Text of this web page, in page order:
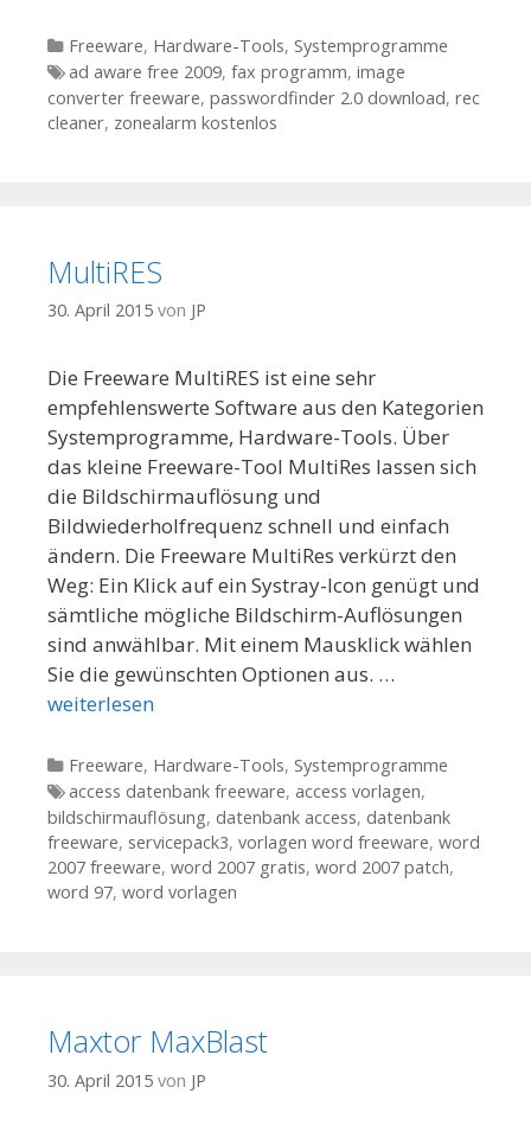
Kategorien
Freeware, Hardware-Tools, Systemprogramme
Tags
ad aware free 2009, fax programm, image
converter freeware, passwordfinder 2.0 download, rec
cleaner, zonealarm kostenlos
MultiRES
30. April 2015 von JP
Die Freeware MultiRES ist eine sehr
empfehlenswerte Software aus den Kategorien
Systemprogramme, Hardware-Tools. Über
das kleine Freeware-Tool MultiRes lassen sich
die Bildschirmauflösung und
Bildwiederholfrequenz schnell und einfach
ändern. Die Freeware MultiRes verkürzt den
Weg: Ein Klick auf ein Systray-Icon genügt und
sämtliche mögliche Bildschirm-Auflösungen
sind anwählbar. Mit einem Mausklick wählen
Sie die gewünschten Optionen aus. …
weiterlesen
Kategorien
Freeware, Hardware-Tools, Systemprogramme
Tags
access datenbank freeware, access vorlagen,
bildschirmauflösung, datenbank access, datenbank
freeware, servicepack3, vorlagen word freeware, word
2007 freeware, word 2007 gratis, word 2007 patch,
word 97, word vorlagen
Maxtor MaxBlast
30. April 2015 von JP